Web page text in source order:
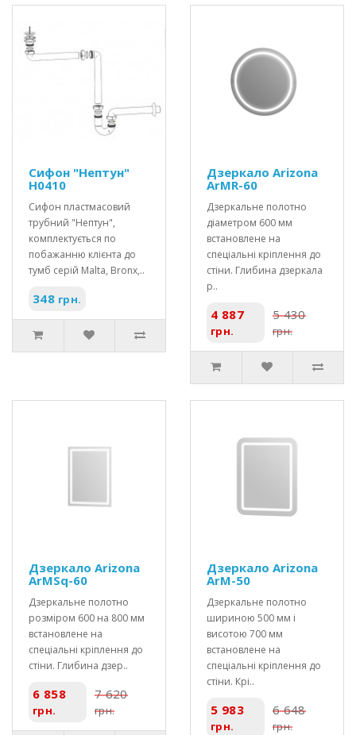
Сифон "Нептун"
Н0410
Сифон пластмасовий
трубний "Нептун",
комплектується по
побажанню клієнта до
тумб серій Malta, Bronx,..
348 грн.
Дзеркало Arizona
ArMR-60
Дзеркальне полотно
діаметром 600 мм
встановлене на
спеціальні кріплення до
стіни. Глибина дзеркала
р..
4 887
грн.
5 430
грн.
Дзеркало Arizona
ArMSq-60
Дзеркальне полотно
розміром 600 на 800 мм
встановлене на
спеціальні кріплення до
стіни. Глибина дзер..
6 858
грн.
7 620
грн.
Дзеркало Arizona
ArM-50
Дзеркальне полотно
шириною 500 мм і
висотою 700 мм
встановлене на
спеціальні кріплення до
стіни. Крі..
5 983
грн.
6 648
грн.